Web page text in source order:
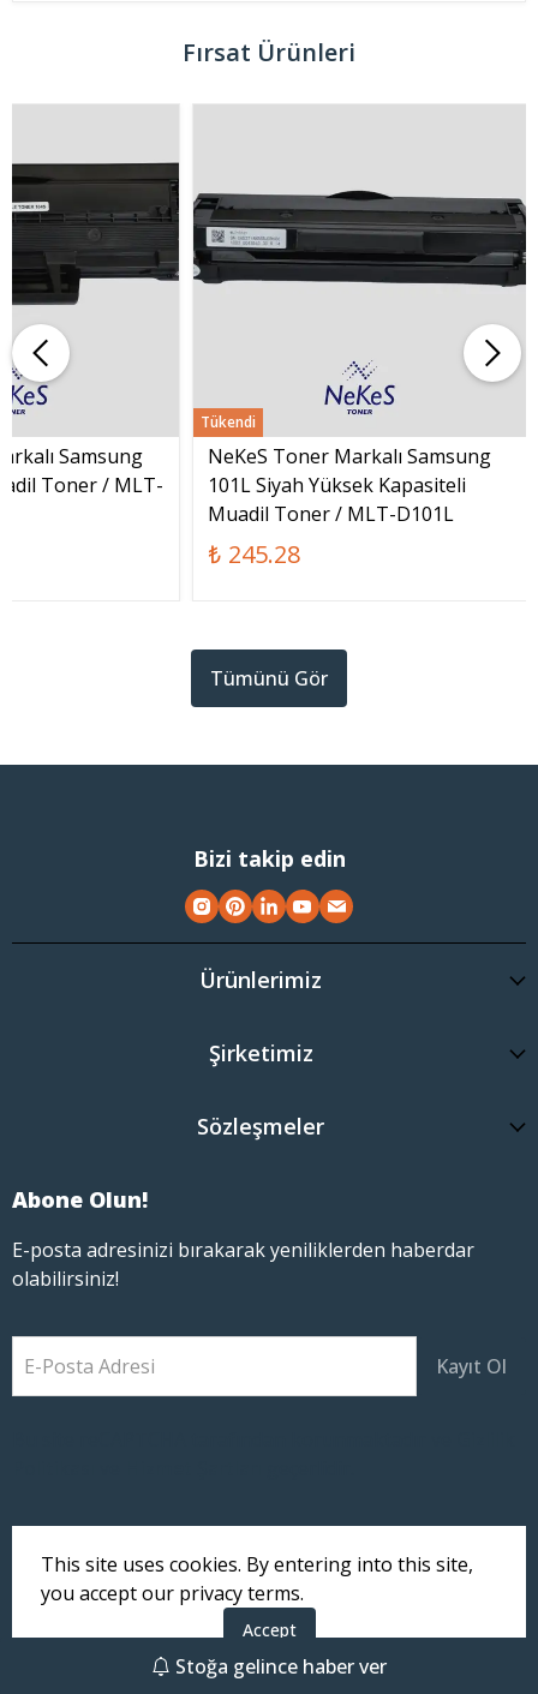
This site uses cookies. By entering into this site,
you accept our privacy terms.
Accept
Stoğa gelince haber ver
Fırsat Ürünleri
Samsung
Toner / MLT-
Tükendi
NeKeS Toner Markalı Samsung
101L Siyah Yüksek Kapasiteli
Muadil Toner / MLT-D101L
₺ 245.28
Tümünü Gör
Bizi takip edin
Ürünlerimiz
Şirketimiz
Sözleşmeler
Abone Olun!
E-posta adresinizi bırakarak yeniliklerden haberdar
olabilirsiniz!
E-Posta Adresi Kayıt Ol
Telif Hakkı © 2024 XD STUDIO. Tüm Hakları Saklıdır.